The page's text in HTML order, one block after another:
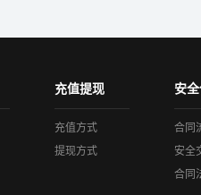
充值提现
充值方式
提现方式
安
合同
安全
合同